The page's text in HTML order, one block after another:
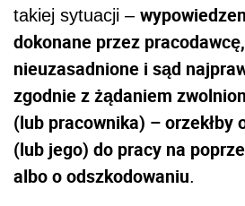
takiej sytuacji –
dokonane przez
nieuzasadnione i sąd
zgodnie z żądaniem
(lub pracownika) – orzekłby
(lub jego) do pracy na
albo o odszkodowaniu.